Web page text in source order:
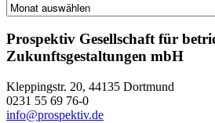
Prospektiv Gesellschaft für
Zukunftsgestaltungen mbH
Kleppingstr. 20, 44135 Dortmund
0231 55 69 76-0
info@prospektiv.de